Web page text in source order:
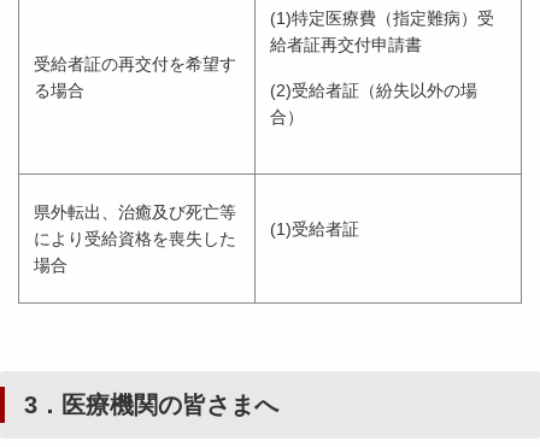
受給者証の再交付を希望す
る場合
(1)特定医療費（指定難病）受
給者証再交付申請書
(2)受給者証（紛失以外の場
合）
県外転出、治癒及び死亡等
により受給資格を喪失した
場合
(1)受給者証
3．医療機関の皆さまへ